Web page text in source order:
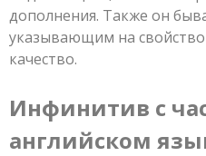
дополнения. Также он
указывающим на
качество.
Инфинитив с
английском